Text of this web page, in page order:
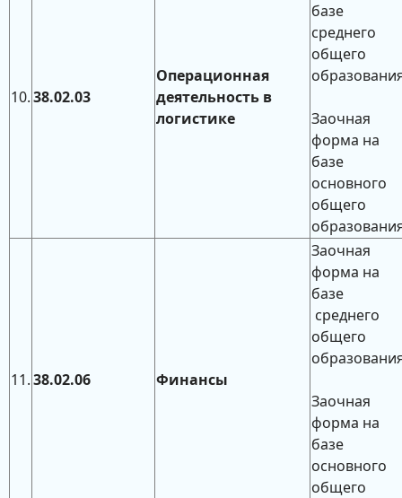
10.38.02.03
Операционная
деятельность в
логистике
базе
среднего
общего
Заочная
форма на
базе
основного
общего
11.38.02.06 Финансы
Заочная
форма на
базе
среднего
общего
Заочная
форма на
базе
основного
общего